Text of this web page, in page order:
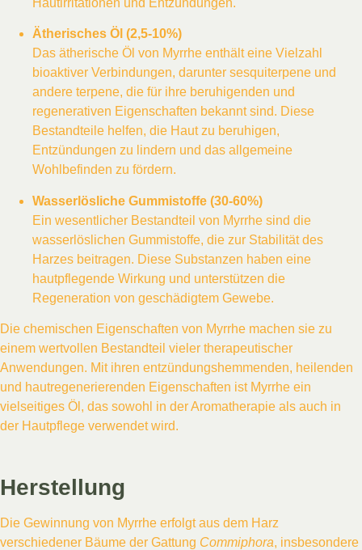
Hautirritationen und Entzündungen.
Ätherisches Öl (2,5-10%)
Das ätherische Öl von Myrrhe enthält eine Vielzahl
bioaktiver Verbindungen, darunter sesquiterpene und
andere terpene, die für ihre beruhigenden und
regenerativen Eigenschaften bekannt sind. Diese
Bestandteile helfen, die Haut zu beruhigen,
Entzündungen zu lindern und das allgemeine
Wohlbefinden zu fördern.
Wasserlösliche Gummistoffe (30-60%)
Ein wesentlicher Bestandteil von Myrrhe sind die
wasserlöslichen Gummistoffe, die zur Stabilität des
Harzes beitragen. Diese Substanzen haben eine
hautpflegende Wirkung und unterstützen die
Regeneration von geschädigtem Gewebe.
Die chemischen Eigenschaften von Myrrhe machen sie zu
einem wertvollen Bestandteil vieler therapeutischer
Anwendungen. Mit ihren entzündungshemmenden, heilenden
und hautregenerierenden Eigenschaften ist Myrrhe ein
vielseitiges Öl, das sowohl in der Aromatherapie als auch in
der Hautpflege verwendet wird.
Herstellung
Die Gewinnung von Myrrhe erfolgt aus dem Harz
verschiedener Bäume der Gattung Commiphora, insbesondere